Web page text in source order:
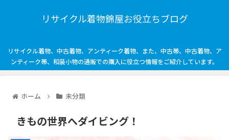
リサイクル着物錦屋お役立ちブログ
リサイクル着物、中古着物、アンティーク着物、また、中古帯、中古着物、ア
ンティーク帯、和装小物の通販での購入に役立つ情報をご紹介しています。
ホーム 未分類
きもの世界へダイビング！